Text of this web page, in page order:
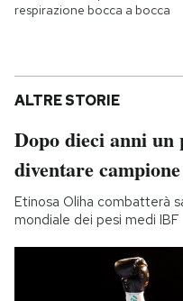
respirazione bocca a bocca
ALTRE STORIE
Dopo dieci anni
diventare
Etinosa Oliha combatterà
mondiale dei pesi medi IBF